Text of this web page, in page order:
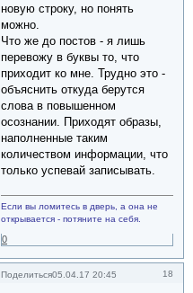
новую строку, но понять
можно.
Что же до постов - я лишь
перевожу в буквы то, что
приходит ко мне. Трудно это -
объяснить откуда берутся
слова в повышенном
осознании. Приходят образы,
наполненные таким
количеством информации, что
только успевай записывать.
Если вы ломитесь в дверь, а она не
открывается - потяните на себя.
0
Поделиться 18
05.04.17 20:45